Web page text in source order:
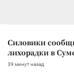
Силовики
лихорадки в
39 минут назад